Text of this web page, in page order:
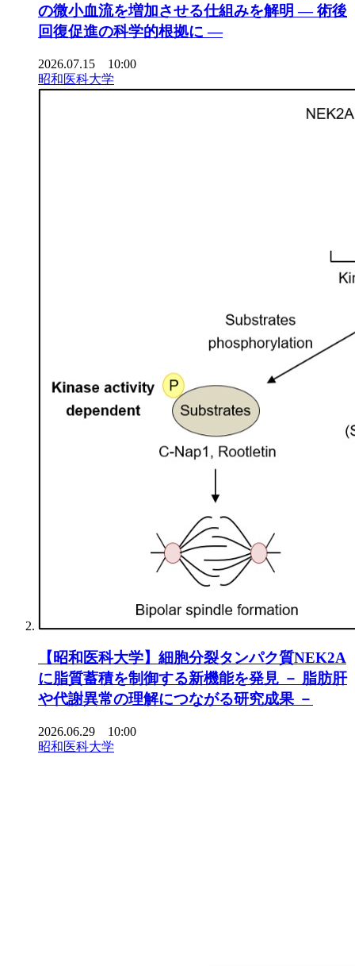
の微小血流を増加させる仕組みを解明 ― 術後
回復促進の科学的根拠に ―
2026.07.15 10:00
昭和医科大学
【昭和医科大学】細胞分裂タンパク質NEK2A
に脂質蓄積を制御する新機能を発見 － 脂肪肝
や代謝異常の理解につながる研究成果 －
2026.06.29 10:00
昭和医科大学